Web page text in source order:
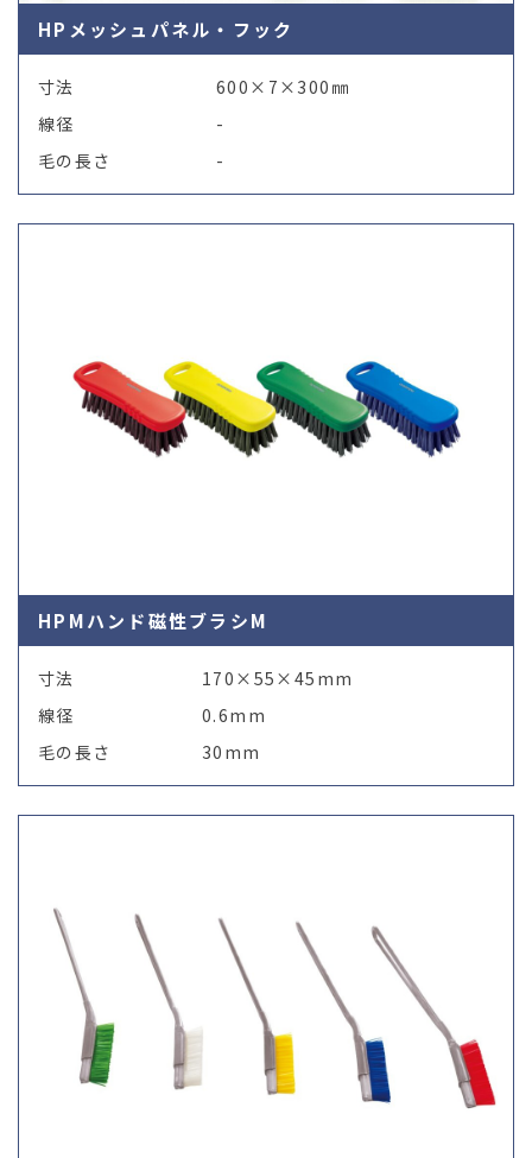
HPメッシュパネル・フック
寸法
600×7×300㎜
線径
-
毛の長さ
-
HPMハンド磁性ブラシM
寸法
170×55×45mm
線径
0.6mm
毛の長さ
30mm